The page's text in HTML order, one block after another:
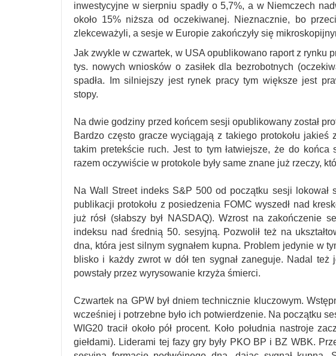
inwestycyjne w sierpniu spadły o 5,7%, a w Niemczech
około 15% niższa od oczekiwanej. Nieznacznie, bo
zlekceważyli, a sesje w Europie zakończyły się
Jak zwykle w czwartek, w USA opublikowano raport z rynku
tys. nowych wniosków o zasiłek dla bezrobotnych
spadła. Im silniejszy jest rynek pracy tym większe jest
stopy.
Na dwie godziny przed końcem sesji opublikowany został
Bardzo często gracze wyciągają z takiego protokołu jakieś
takim pretekście ruch. Jest to tym łatwiejsze, że do
razem oczywiście w protokole były same znane już rzeczy,
Na Wall Street indeks S&P 500 od początku sesji lokował
publikacji protokołu z posiedzenia FOMC wyszedł nad
już rósł (słabszy był NASDAQ). Wzrost na zakończenie
indeksu nad średnią 50. sesyjną. Pozwolił też na
dna, która jest silnym sygnałem kupna. Problem jedynie w
blisko i każdy zwrot w dół ten sygnał zaneguje. Nadal też
powstały przez wyrysowanie krzyża śmierci.
Czwartek na GPW był dniem technicznie kluczowym.
wcześniej i potrzebne było ich potwierdzenie. Na początku
WIG20 tracił około pół procent. Koło południa nastroje
giełdami). Liderami tej fazy gry były PKO BP i BZ WBK.